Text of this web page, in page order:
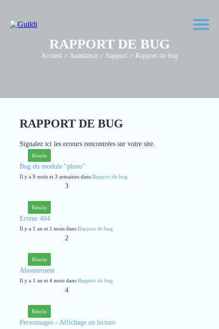
RAPPORT DE BUG
Accueil > Assistance > Support > Rapport de bug
RAPPORT DE BUG
Signalez ici les erreurs rencontrées sur votre site.
Résolu
Bug du module "photo"
Il y a 9 mois et 3 semaines dans Rapport de bug
3
Résolu
Erreur 404
Il y a 1 an et 1 mois dans Rapport de bug
2
Résolu
Abonnement
Il y a 1 an et 4 mois dans Rapport de bug
4
Résolu
Personnages - Affichage en lecture